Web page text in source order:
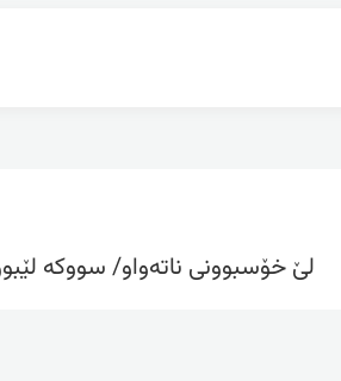
لێ خۆسبوونی ناتەواو/ سووکە